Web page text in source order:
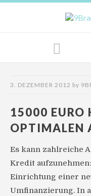
3. DEZEMBER 2012 by
15000 EURO
OPTIMALEN
Es kann zahlreiche
Kredit
Einrichtung einer
Umfinanzierung. In